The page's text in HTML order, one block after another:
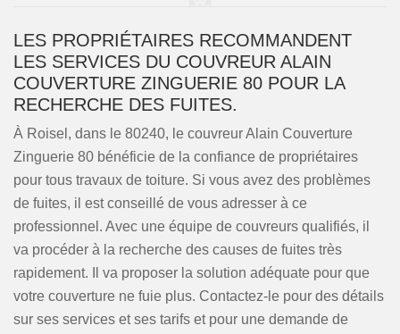
LES PROPRIÉTAIRES RECOMMANDENT
LES SERVICES DU COUVREUR ALAIN
COUVERTURE ZINGUERIE 80 POUR LA
RECHERCHE DES FUITES.
À Roisel, dans le 80240, le couvreur Alain Couverture
Zinguerie 80 bénéficie de la confiance de propriétaires
pour tous travaux de toiture. Si vous avez des problèmes
de fuites, il est conseillé de vous adresser à ce
professionnel. Avec une équipe de couvreurs qualifiés, il
va procéder à la recherche des causes de fuites très
rapidement. Il va proposer la solution adéquate pour que
votre couverture ne fuie plus. Contactez-le pour des détails
sur ses services et ses tarifs et pour une demande de